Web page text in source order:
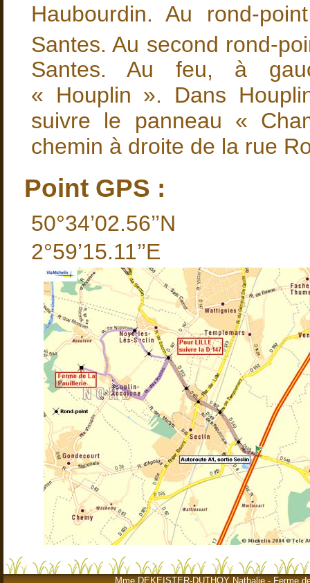
Haubourdin. Au rond-
Santes. Au second rond-
Santes. Au feu, à
« Houplin ». Dans
suivre le panneau «
chemin à droite de la rue
Point GPS :
50°34’02.56’’N
2°59’15.11’’E
Mme DEKEISTER-DUTHOY Nathalie - Ferme